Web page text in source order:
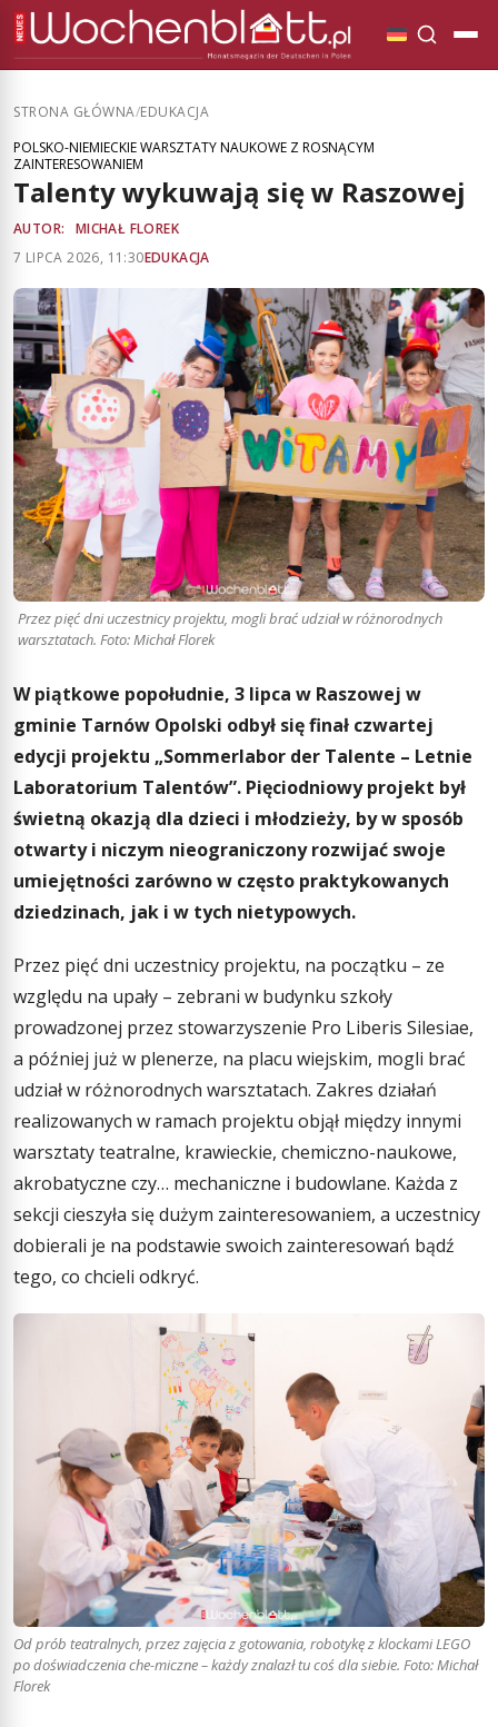
STRONA GŁÓWNA/EDUKACJA
POLSKO-NIEMIECKIE WARSZTATY NAUKOWE Z ROSNĄCYM
ZAINTERESOWANIEM
Talenty wykuwają się w Raszowej
AUTOR:
MICHAŁ FLOREK
7 LIPCA 2026, 11:30EDUKACJA
Przez pięć dni uczestnicy projektu, mogli brać udział w różnorodnych
warsztatach. Foto: Michał Florek
W piątkowe popołudnie, 3 lipca w Raszowej w
gminie Tarnów Opolski odbył się finał czwartej
edycji projektu „Sommerlabor der Talente – Letnie
Laboratorium Talentów”. Pięciodniowy projekt był
świetną okazją dla dzieci i młodzieży, by w sposób
otwarty i niczym nieograniczony rozwijać swoje
umiejętności zarówno w często praktykowanych
dziedzinach, jak i w tych nietypowych.
Przez pięć dni uczestnicy projektu, na początku – ze
względu na upały – zebrani w budynku szkoły
prowadzonej przez stowarzyszenie Pro Liberis Silesiae,
a później już w plenerze, na placu wiejskim, mogli brać
udział w różnorodnych warsztatach. Zakres działań
realizowanych w ramach projektu objął między innymi
warsztaty teatralne, krawieckie, chemiczno-naukowe,
akrobatyczne czy… mechaniczne i budowlane. Każda z
sekcji cieszyła się dużym zainteresowaniem, a uczestnicy
dobierali je na podstawie swoich zainteresowań bądź
tego, co chcieli odkryć.
Od prób teatralnych, przez zajęcia z gotowania, robotykę z klockami LEGO
po doświadczenia che-miczne – każdy znalazł tu coś dla siebie. Foto: Michał
Florek